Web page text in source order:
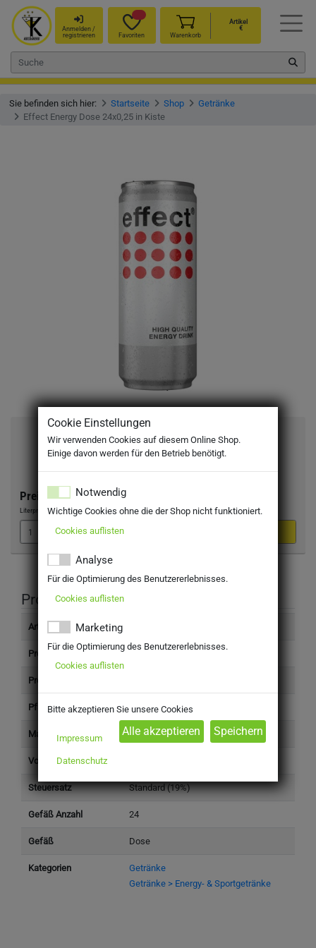
Anmelden /
registrieren
Favoriten Warenkorb
Artikel
€
Sie befinden sich hier: Startseite Shop
Getränke
Effect Energy Dose 24x0,25 in Kiste
Effect Energy Dose 24x0,25 in Kiste
Preis:
Literpreis: 4,26 €/Liter
Produktinformation
Artikelnummer
Produkttyp
Preis (inkl. Steuer)
Pfand (inkl. Steuer) 7,50 €
Marke Effect Energy
Volumen einzeln (l)
Steuersatz Standard (19%)
Gefäß Anzahl 24
Gefäß Dose
Kategorien
Getränke
Getränke > Energy- & Sportgetränke
Cookie Einstellungen
Wir verwenden Cookies auf diesem Online Shop.
Einige davon werden für den Betrieb benötigt.
Notwendig
Wichtige Cookies ohne die der Shop nicht funktioniert.
Cookies auflisten
Analyse
Für die Optimierung des Benutzererlebnisses.
Cookies auflisten
Marketing
Für die Optimierung des Benutzererlebnisses.
Cookies auflisten
Bitte akzeptieren Sie unsere Cookies
Impressum
Datenschutz